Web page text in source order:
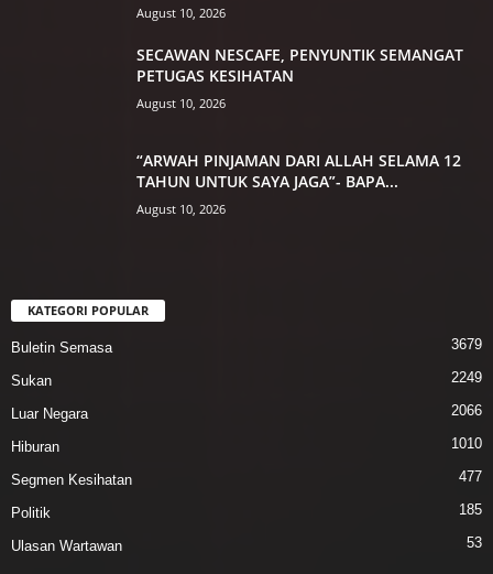
August 10, 2026
SECAWAN NESCAFE, PENYUNTIK SEMANGAT
PETUGAS KESIHATAN
August 10, 2026
“ARWAH PINJAMAN DARI ALLAH SELAMA 12
TAHUN UNTUK SAYA JAGA”- BAPA...
August 10, 2026
KATEGORI POPULAR
Buletin Semasa 3679
Sukan 2249
Luar Negara 2066
Hiburan 1010
Segmen Kesihatan 477
Politik 185
Ulasan Wartawan 53